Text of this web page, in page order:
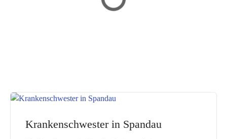
Krankenschwester in Spandau